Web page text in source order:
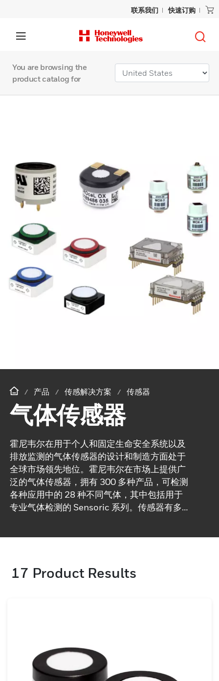
联系我们 快速订购
You are browsing the
product catalog for
产品 传感解决方案 传感器
气体传感器
霍尼韦尔在用于个人和固定生命安全系统以及
排放监测的气体传感器的设计和制造方面处于
全球市场领先地位。霍尼韦尔在市场上提供广
泛的气体传感器，拥有 300 多种产品，可检测
各种应用中的 28 种不同气体，其中包括用于
专业气体检测的 Sensoric 系列。传感器有多
17 Product Results